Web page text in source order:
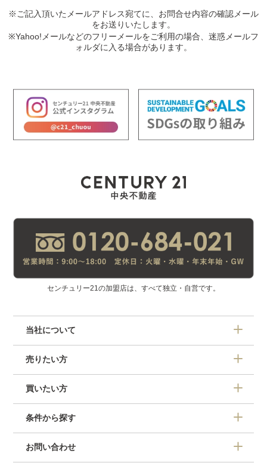
※ご記入頂いたメールアドレス宛てに、お問合せ内容の確認メール
をお送りいたします。
※Yahoo!メールなどのフリーメールをご利用の場合、迷惑メールフ
ォルダに入る場合があります。
センチュリー21の加盟店は、すべて独立・自営です。
当社について
売りたい方
買いたい方
条件から探す
お問い合わせ